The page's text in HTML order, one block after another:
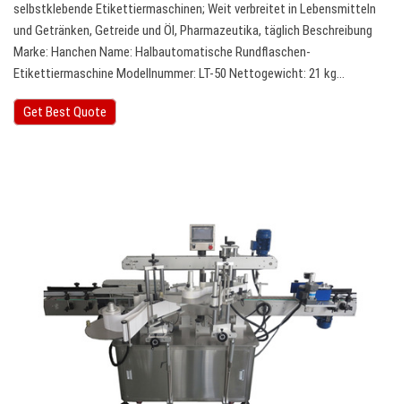
selbstklebende Etikettiermaschinen; Weit verbreitet in Lebensmitteln
und Getränken, Getreide und Öl, Pharmazeutika, täglich Beschreibung
Marke: Hanchen Name: Halbautomatische Rundflaschen-
Etikettiermaschine Modellnummer: LT-50 Nettogewicht: 21 kg…
Get Best Quote